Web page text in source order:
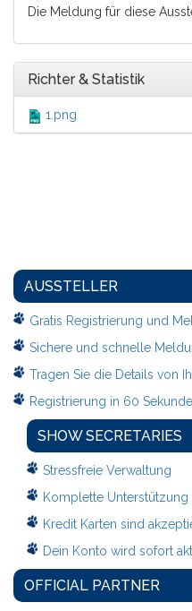
Die Meldung für diese
Richter & Statistik
1.png
AUSSTELLER
Gratis Registrierung und
Sichere und schnelle
Tragen Sie die Details von
Registrierung in 60
SHOW SECRETARIES
Stressfreie Verwaltung
Komplette Unterstützung
Kredit Karten sind
Dein Konto wird sofort
OFFICIAL PARTNER